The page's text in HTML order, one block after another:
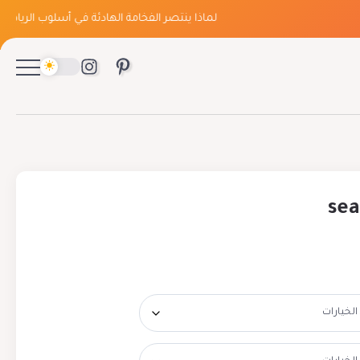
لماذا ينتصر الفخامة الهادئة في أسلوب الرياض؟